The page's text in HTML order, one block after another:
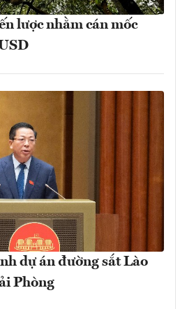
lược nhằm cán mốc
dự án đường sắt Lào
Phòng